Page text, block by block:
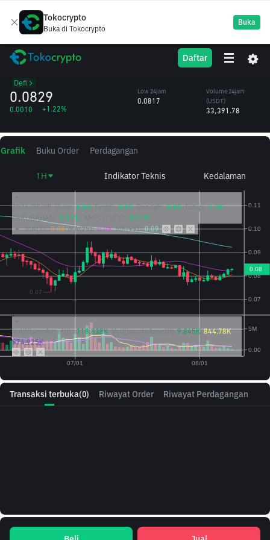
Tokocrypto
Buka di Tokocrypto
Buka
Daftar
ZRX 0x
Defi
0.0829
0.0010 +1.22%
Low 24jam
0.0817
Volume 24jam
(ZRX)
Volume 24jam
(USDT)
33,391.78
Transaksi terbuka(0) Riwayat Order Riwayat Perdagangan
Grafik Buku Order Perdagangan
1H Indikator Teknis Kedalaman
2026/08/09 Buka: 0.08 Tinggi: 0.09 Rendah: 0.08 Tutup: 0.08
PERUBAHAN:
0.12%
0.97%
MA(7): 0.08 MA(25): 0.08 MA(99): 0.09
Vol({{baseAsset}}): 118.838K Vol({{quoteAsset}}) 9.845K 844.78K
974.925K